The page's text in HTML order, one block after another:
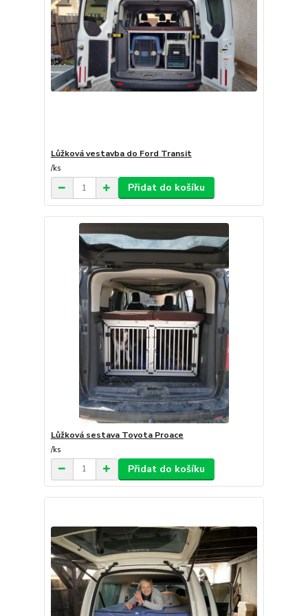
Lůžková vestavba do Ford Transit
/ks
Přidat do košíku
Lůžková sestava Toyota Proace
/ks
Přidat do košíku